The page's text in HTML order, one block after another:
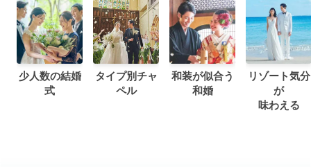
少人数の結婚
式
タイプ別チャ
ペル
和装が似合う
和婚
リゾート気分
が
味わえる